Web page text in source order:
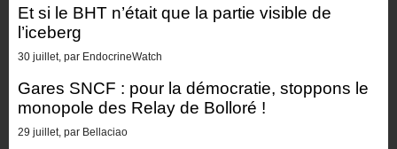
Et si le BHT n’était que la partie visible de
l’iceberg
30 juillet, par EndocrineWatch
Gares SNCF : pour la démocratie, stoppons le
monopole des Relay de Bolloré !
29 juillet, par Bellaciao